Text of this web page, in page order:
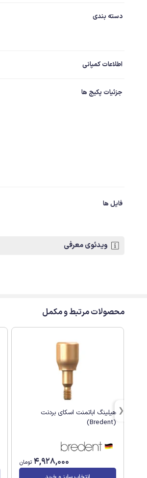
دسته بندی
اطلاعات کمپانی
جزئیات پکیج ها
فایل ها
ویدئوی معرفی
محصولات مرتبط و مکمل
هیلینگ اباتمنت اسکای بردنت
(Bredent)
4,928,000 تومان